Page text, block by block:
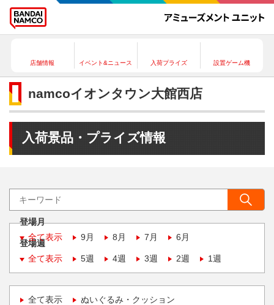
店舗情報 イベント&ニュース 入荷プライズ 設置ゲーム機
namcoイオンタウン大館西店
入荷景品・プライズ情報
登場月
全て表示
9月 8月 7月 6月
登場週
全て表示
5週 4週 3週 2週 1週
全て表示 ぬいぐるみ・クッション